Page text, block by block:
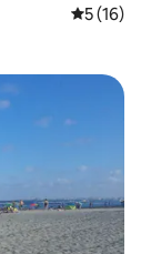
5 (16)